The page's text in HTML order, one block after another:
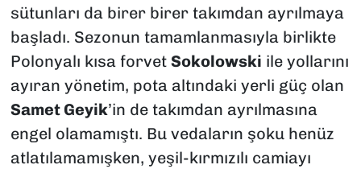
sütunları da birer birer takımdan ayrılmaya
başladı. Sezonun tamamlanmasıyla birlikte
Polonyalı kısa forvet Sokolowski ile yollarını
ayıran yönetim, pota altındaki yerli güç olan
Samet Geyik’in de takımdan ayrılmasına
engel olamamıştı. Bu vedaların şoku henüz
atlatılamamışken, yeşil-kırmızılı camiayı